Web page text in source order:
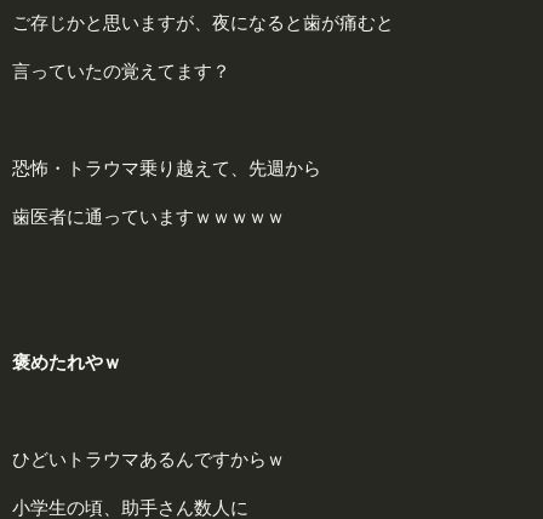
ご存じかと思いますが、夜になると歯が痛むと
言っていたの覚えてます？
恐怖・トラウマ乗り越えて、先週から
歯医者に通っていますｗｗｗｗｗ
褒めたれやｗ
ひどいトラウマあるんですからｗ
小学生の頃、助手さん数人に